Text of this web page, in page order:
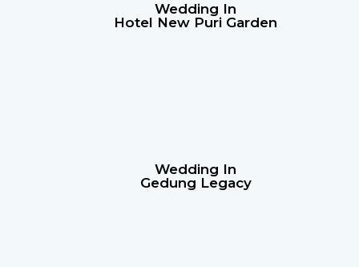
Wedding In
Hotel New Puri Garden
Wedding In
Gedung Legacy